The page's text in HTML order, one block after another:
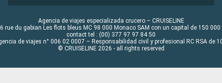
Agencia de viajes especializada crucero – CRUISELINE
rue du gabian Les flots bleus MC 98 000 Monaco SAM con un capital de 150 000
contact tel : (00) 377 97 97 84 50
de viajes n° 006 02 0007 – Responsabilidad civil y profesional RC RSA de
© CRUISELINE 2026 - all rights reserved